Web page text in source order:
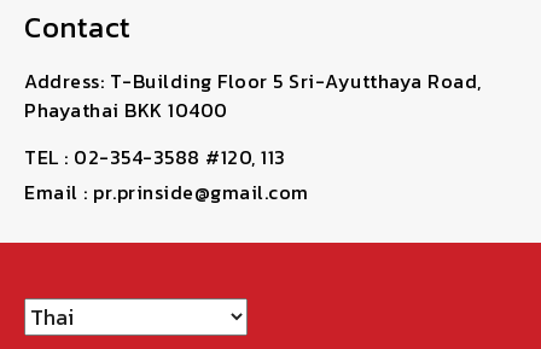
Contact
Address: T-Building Floor 5 Sri-Ayutthaya Road,
Phayathai BKK 10400
TEL : 02-354-3588 #120, 113
Email : pr.prinside@gmail.com